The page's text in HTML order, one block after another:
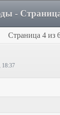
-
Страница 4 из
18:37